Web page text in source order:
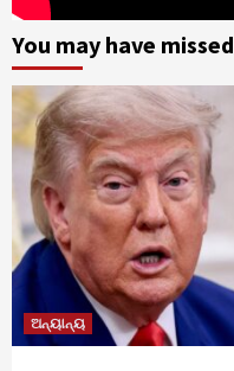
You may have missed
ଅନ୍ୟାନ୍ୟ